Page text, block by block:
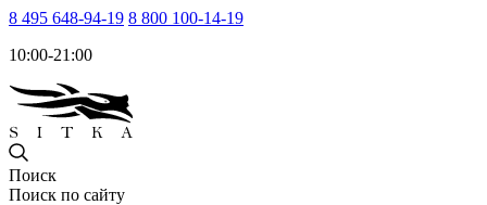
8 495 648-94-19 8 800 100-14-19
10:00-21:00
Поиск
Поиск по сайту